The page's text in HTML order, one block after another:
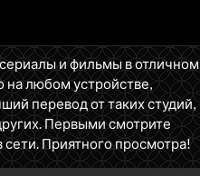
и фильмы в отличном
любом устройстве,
перевод от таких студий,
Первыми смотрите
сети. Приятного просмотра!